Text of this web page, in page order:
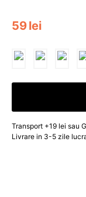
59lei
Transport +19 lei sau
Livrare in 3-5 zile